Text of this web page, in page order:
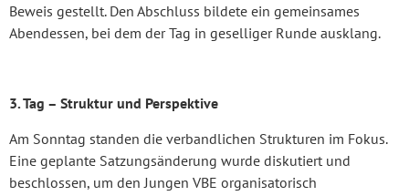
Beweis gestellt. Den Abschluss bildete ein gemeinsames
Abendessen, bei dem der Tag in geselliger Runde ausklang.
3. Tag – Struktur und Perspektive
Am Sonntag standen die verbandlichen Strukturen im Fokus.
Eine geplante Satzungsänderung wurde diskutiert und
beschlossen, um den Jungen VBE organisatorisch